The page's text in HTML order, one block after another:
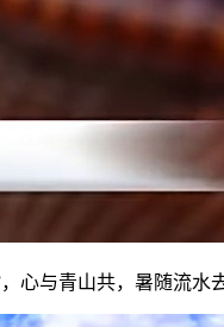
与青山共，暑随流水去